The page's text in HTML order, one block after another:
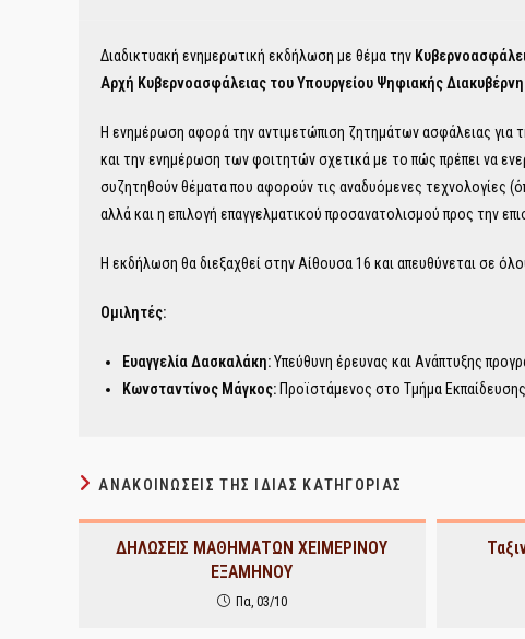
Διαδικτυακή ενημερωτική εκδήλωση με θέμα την
Αρχή Κυβερνοασφάλειας του Υπουργείου Ψηφιακής
Η ενημέρωση αφορά την αντιμετώπιση ζητημάτων ασφάλειας για
και την ενημέρωση των φοιτητών σχετικά με το πώς πρέπει να
συζητηθούν θέματα που αφορούν τις αναδυόμενες τεχνολογίες
αλλά και η επιλογή επαγγελματικού προσανατολισμού προς την
Η εκδήλωση θα διεξαχθεί στην Αίθουσα 16 και απευθύνεται σε
Ομιλητές:
Ευαγγελία Δασκαλάκη:Υπεύθυνη έρευνας και Ανάπτυξης
Κωνσταντίνος Μάγκος: Προϊστάμενος στο Τμήμα
ΑΝΑΚΟΙΝΏΣΕΙΣ ΤΗΣ ΊΔΙΑΣ ΚΑΤΗΓΟΡΊΑΣ
ΔΗΛΩΣΕΙΣ ΜΑΘΗΜΑΤΩΝ ΧΕΙΜΕΡΙΝΟΥ
ΕΞΑΜΗΝΟΥ
Πα, 03/10